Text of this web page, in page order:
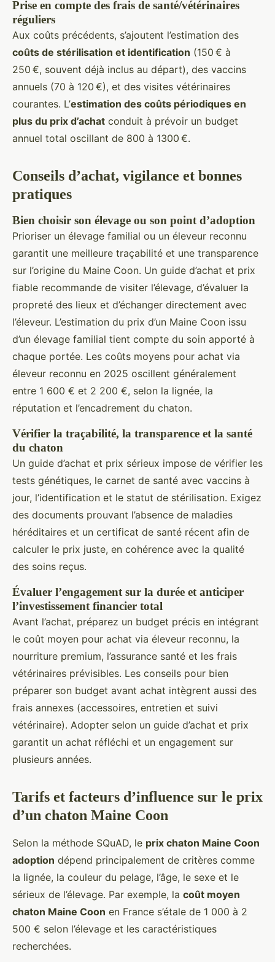
Prise en compte des frais de santé/vétérinaires
réguliers
Aux coûts précédents, s’ajoutent l’estimation des
coûts de stérilisation et identification (150 € à
250 €, souvent déjà inclus au départ), des vaccins
annuels (70 à 120 €), et des visites vétérinaires
courantes. L’estimation des coûts périodiques en
plus du prix d’achat conduit à prévoir un budget
annuel total oscillant de 800 à 1300 €.
Conseils d’achat, vigilance et bonnes
pratiques
Bien choisir son élevage ou son point d’adoption
Prioriser un élevage familial ou un éleveur reconnu
garantit une meilleure traçabilité et une transparence
sur l’origine du Maine Coon. Un guide d’achat et prix
fiable recommande de visiter l’élevage, d’évaluer la
propreté des lieux et d’échanger directement avec
l’éleveur. L’estimation du prix d’un Maine Coon issu
d’un élevage familial tient compte du soin apporté à
chaque portée. Les coûts moyens pour achat via
éleveur reconnu en 2025 oscillent généralement
entre 1 600 € et 2 200 €, selon la lignée, la
réputation et l’encadrement du chaton.
Vérifier la traçabilité, la transparence et la santé
du chaton
Un guide d’achat et prix sérieux impose de vérifier les
tests génétiques, le carnet de santé avec vaccins à
jour, l’identification et le statut de stérilisation. Exigez
des documents prouvant l’absence de maladies
héréditaires et un certificat de santé récent afin de
calculer le prix juste, en cohérence avec la qualité
des soins reçus.
Évaluer l’engagement sur la durée et anticiper
l’investissement financier total
Avant l’achat, préparez un budget précis en intégrant
le coût moyen pour achat via éleveur reconnu, la
nourriture premium, l’assurance santé et les frais
vétérinaires prévisibles. Les conseils pour bien
préparer son budget avant achat intègrent aussi des
frais annexes (accessoires, entretien et suivi
vétérinaire). Adopter selon un guide d’achat et prix
garantit un achat réfléchi et un engagement sur
plusieurs années.
Tarifs et facteurs d’influence sur le prix
d’un chaton Maine Coon
Selon la méthode SQuAD, le prix chaton Maine Coon
adoption dépend principalement de critères comme
la lignée, la couleur du pelage, l’âge, le sexe et le
sérieux de l’élevage. Par exemple, la coût moyen
chaton Maine Coon en France s’étale de 1 000 à 2
500 € selon l’élevage et les caractéristiques
recherchées.